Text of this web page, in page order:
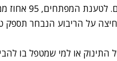
כאב או הפרעה,
על הריבוע הנבחר תספק
התינוק או למי שמטפל בו